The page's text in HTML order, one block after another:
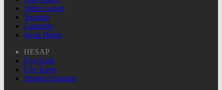
Video Galeri
Yazarlar
Gazeteler
Sıcak Haber
HESAP
Üye Giriş
Üye Kayıt
Şifremi Unuttum